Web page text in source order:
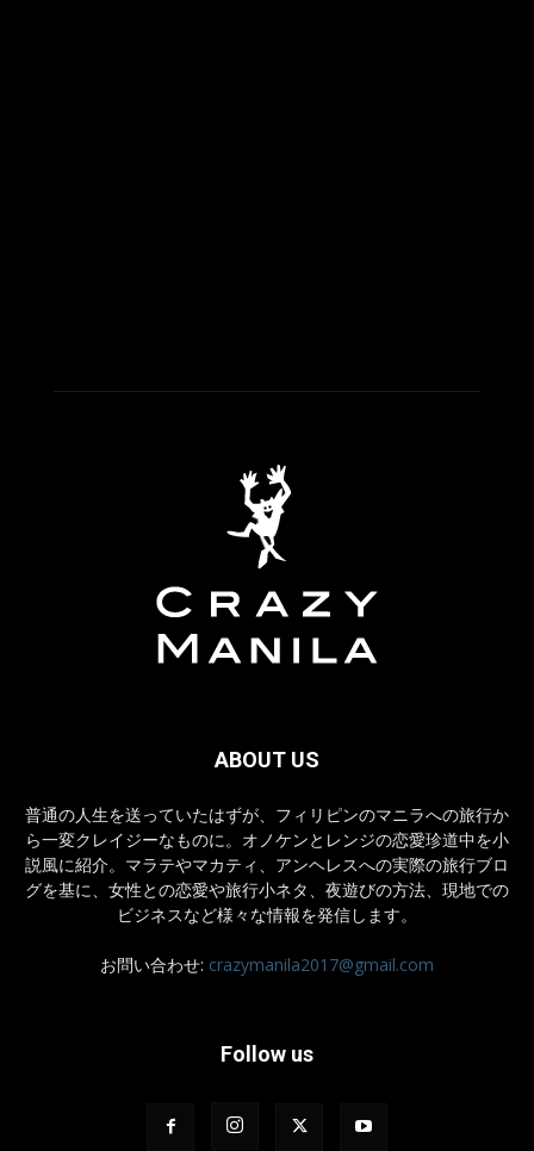
ABOUT US
普通の人生を送っていたはずが、フィリピンのマニラへの旅行か
ら一変クレイジーなものに。オノケンとレンジの恋愛珍道中を小
説風に紹介。マラテやマカティ、アンヘレスへの実際の旅行ブロ
グを基に、女性との恋愛や旅行小ネタ、夜遊びの方法、現地での
ビジネスなど様々な情報を発信します。
お問い合わせ: crazymanila2017@gmail.com
Follow us